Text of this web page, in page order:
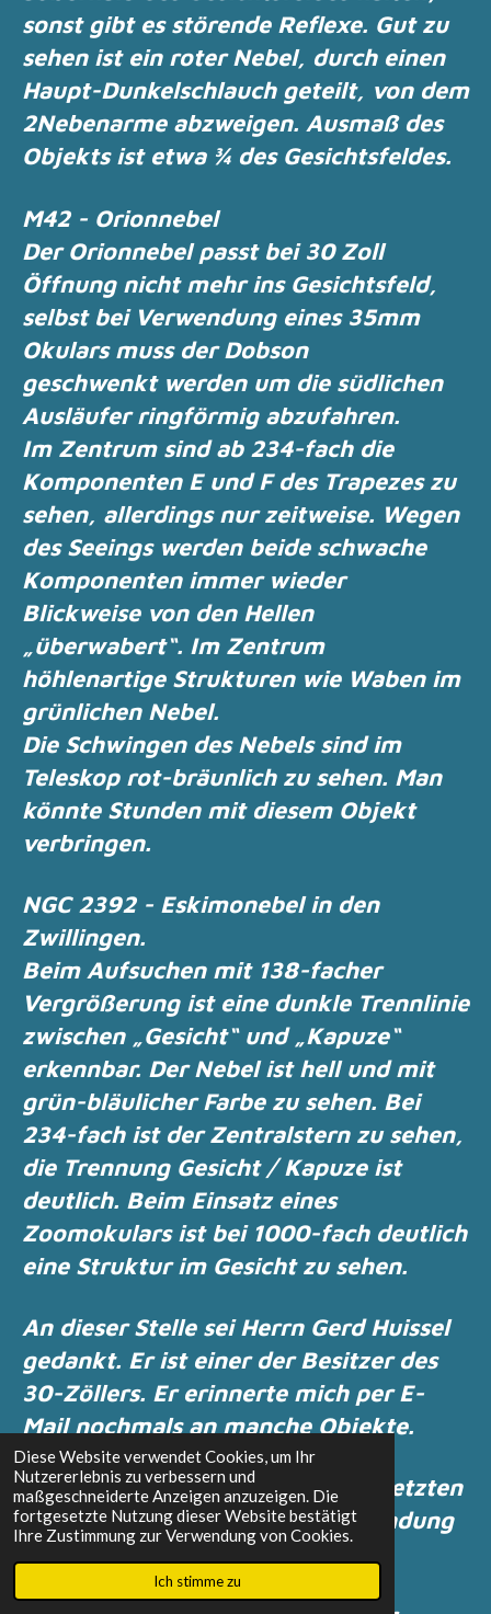
Diese Website verwendet Cookies, um Ihr
Nutzererlebnis zu verbessern und
maßgeschneiderte Anzeigen anzuzeigen. Die
fortgesetzte Nutzung dieser Website bestätigt
Ihre Zustimmung zur Verwendung von Cookies.
Ich stimme zu
sonst gibt es störende Reflexe. Gut zu
sehen ist ein roter Nebel, durch einen
Haupt-Dunkelschlauch geteilt, von dem
2Nebenarme abzweigen. Ausmaß des
Objekts ist etwa ¾ des Gesichtsfeldes.
M42 - Orionnebel
Der Orionnebel passt bei 30 Zoll
Öffnung nicht mehr ins Gesichtsfeld,
selbst bei Verwendung eines 35mm
Okulars muss der Dobson
geschwenkt werden um die südlichen
Ausläufer ringförmig abzufahren.
Im Zentrum sind ab 234-fach die
Komponenten E und F des Trapezes zu
sehen, allerdings nur zeitweise. Wegen
des Seeings werden beide schwache
Komponenten immer wieder
Blickweise von den Hellen
„überwabert“. Im Zentrum
höhlenartige Strukturen wie Waben im
grünlichen Nebel.
Die Schwingen des Nebels sind im
Teleskop rot-bräunlich zu sehen. Man
könnte Stunden mit diesem Objekt
verbringen.
NGC 2392 - Eskimonebel in den
Zwillingen.
Beim Aufsuchen mit 138-facher
Vergrößerung ist eine dunkle Trennlinie
zwischen „Gesicht“ und „Kapuze“
erkennbar. Der Nebel ist hell und mit
grün-bläulicher Farbe zu sehen. Bei
234-fach ist der Zentralstern zu sehen,
die Trennung Gesicht / Kapuze ist
deutlich. Beim Einsatz eines
Zoomokulars ist bei 1000-fach deutlich
eine Struktur im Gesicht zu sehen.
An dieser Stelle sei Herrn Gerd Huissel
gedankt. Er ist einer der Besitzer des
30-Zöllers. Er erinnerte mich per E-
Mail nochmals an manche Objekte.
Er erläuterte mir auch dieeingesetzten
Vergrößerungen, und die Verwendung
von Nebel-Filtern.